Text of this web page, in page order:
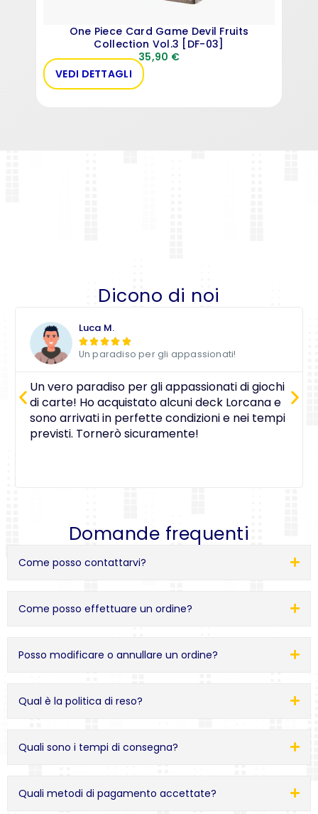
One Piece Card Game Devil Fruits
Collection Vol.3 [DF-03]
35,90 €
VEDI DETTAGLI
Dicono di noi
Luca M.
 
Un paradiso per gli appassionati!
Un vero paradiso per gli appassionati di giochi
di carte! Ho acquistato alcuni deck Lorcana e
sono arrivati in perfette condizioni e nei tempi
previsti. Tornerò sicuramente!
Domande frequenti
Come posso contattarvi?
Come posso effettuare un ordine?
Posso modificare o annullare un ordine?
Qual è la politica di reso?
Quali sono i tempi di consegna?
Quali metodi di pagamento accettate?